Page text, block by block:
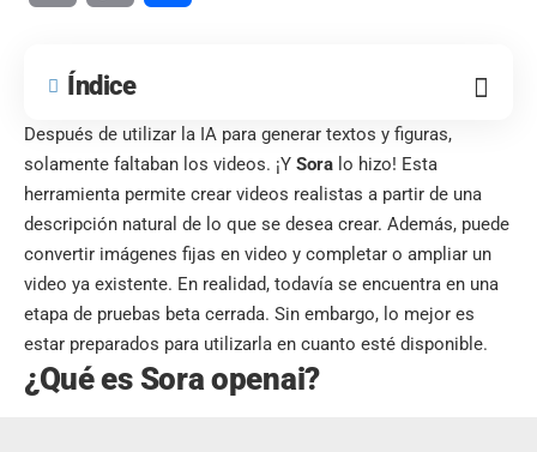
Índice
Después de utilizar la IA para generar textos y figuras,
solamente faltaban los videos. ¡Y Sora lo hizo! Esta
herramienta permite crear videos realistas a partir de una
descripción natural de lo que se desea crear. Además, puede
convertir imágenes fijas en video y completar o ampliar un
video ya existente. En realidad, todavía se encuentra en una
etapa de pruebas beta cerrada. Sin embargo, lo mejor es
estar preparados para utilizarla en cuanto esté disponible.
¿Qué es Sora openai?